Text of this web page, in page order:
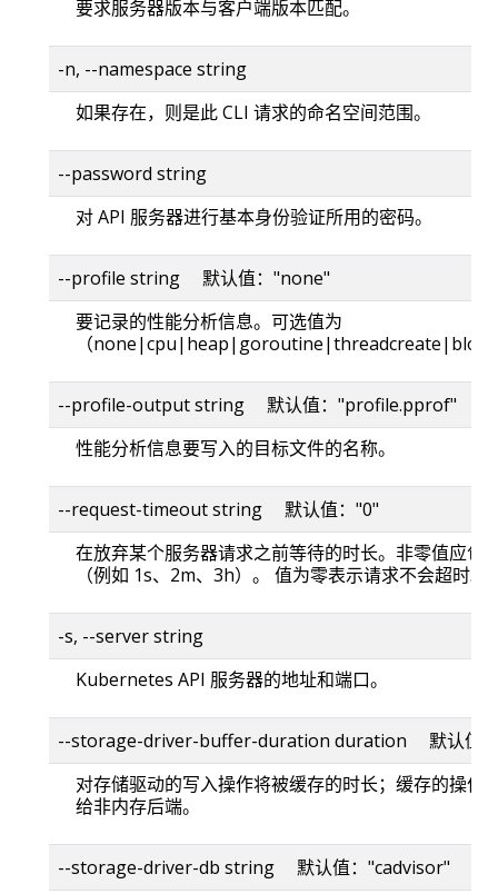
要求服务器版本与客户端版本匹配。
-n, --namespace string
如果存在，则是此 CLI 请求的命名空间范围。
--password string
对 API 服务器进行基本身份验证所用的密码。
--profile string 默认值："none"
要记录的性能分析信息。可选值为
（
--profile-output string 默认值："profile.pprof"
性能分析信息要写入的目标文件的名称。
--request-timeout string 默认值："0"
在放弃某个服务器请求之前等待的时长。非零值应包
（例如 1s、2m、3h）。 值为零表示请求不会超时。
-s, --server string
Kubernetes API 服务器的地址和端口。
--storage-driver-buffer-duration duration 默认值
对存储驱动的写入操作将被缓存的时长；缓存的操作
给非内存后端。
--storage-driver-db string 默认值："cadvisor"